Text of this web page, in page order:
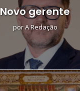
Novo gerente
porA Redação